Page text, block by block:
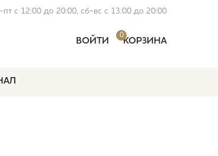
пт с 12:00 до 20:00, сб-вс с 13:00 до 20:00
ВОЙТИ
0
КОРЗИНА